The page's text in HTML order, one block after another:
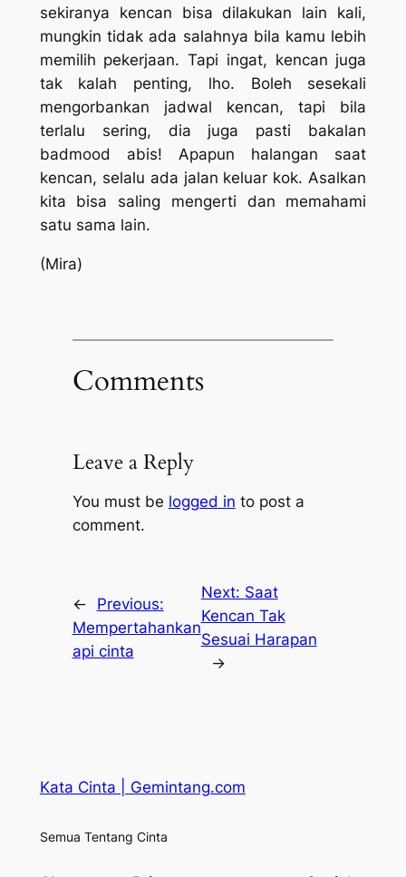
sekiranya kencan bisa dilakukan lain kali,
mungkin tidak ada salahnya bila kamu lebih
memilih pekerjaan. Tapi ingat, kencan juga
tak kalah penting, lho. Boleh sesekali
mengorbankan jadwal kencan, tapi bila
terlalu sering, dia juga pasti bakalan
badmood abis! Apapun halangan saat
kencan, selalu ada jalan keluar kok. Asalkan
kita bisa saling mengerti dan memahami
satu sama lain.
(Mira)
Comments
Leave a Reply
You must be logged in to post a
comment.
←
Previous:
Mempertahankan
api cinta
Next: Saat
Kencan Tak
Sesuai Harapan
→
Kata Cinta | Gemintang.com
Semua Tentang Cinta